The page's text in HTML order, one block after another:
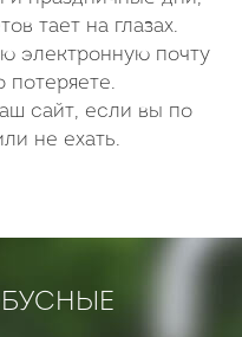
тает на глазах.
электронную почту
потеряете.
сайт, если вы по
не ехать.